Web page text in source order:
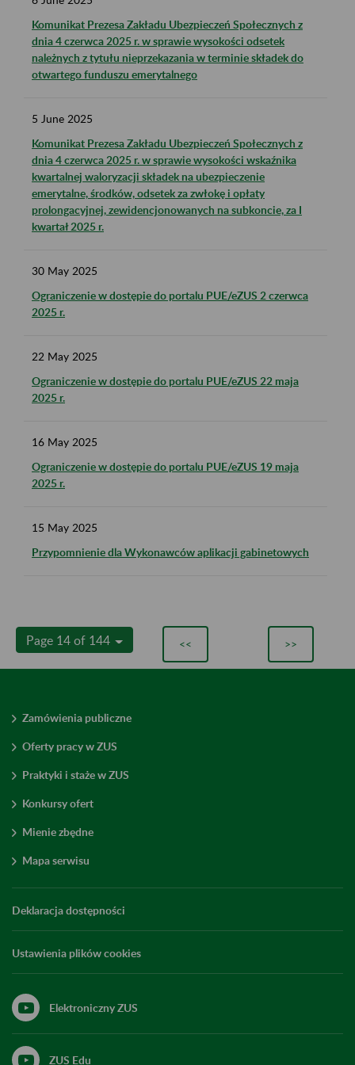
Komunikat Prezesa Zakładu Ubezpieczeń Społecznych z
dnia 4 czerwca 2025 r. w sprawie wysokości odsetek
należnych z tytułu nieprzekazania w terminie składek do
otwartego funduszu emerytalnego
5 June 2025
Komunikat Prezesa Zakładu Ubezpieczeń Społecznych z
dnia 4 czerwca 2025 r. w sprawie wysokości wskaźnika
kwartalnej waloryzacji składek na ubezpieczenie
emerytalne, środków, odsetek za zwłokę i opłaty
prolongacyjnej, zewidencjonowanych na subkoncie, za I
kwartał 2025 r.
30 May 2025
Ograniczenie w dostępie do portalu PUE/eZUS 2 czerwca
2025 r.
22 May 2025
Ograniczenie w dostępie do portalu PUE/eZUS 22 maja
2025 r.
16 May 2025
Ograniczenie w dostępie do portalu PUE/eZUS 19 maja
2025 r.
15 May 2025
Przypomnienie dla Wykonawców aplikacji gabinetowych
Page 14 of 144 << >>
Zamówienia publiczne
Oferty pracy w ZUS
Praktyki i staże w ZUS
Konkursy ofert
Mienie zbędne
Mapa serwisu
Deklaracja dostępności
Ustawienia plików cookies
Elektroniczny ZUS
ZUS Edu